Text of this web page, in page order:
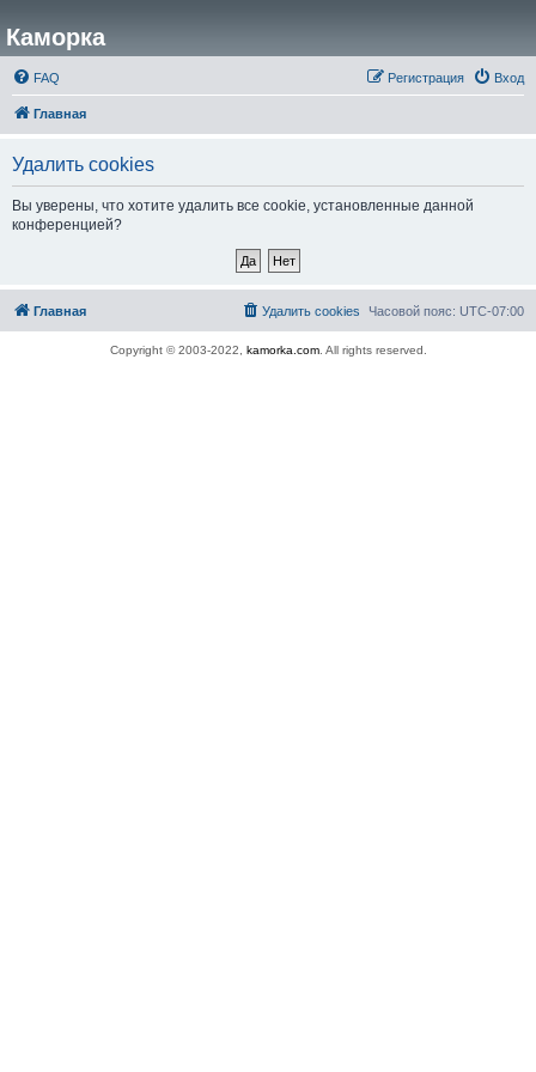
Каморка
FAQ Вход
Регистрация
Главная
Удалить cookies
Вы уверены, что хотите удалить все cookie, установленные данной
конференцией?
Главная Часовой пояс: UTC-07:00
Удалить cookies
Copyright © 2003-2022, kamorka.com. All rights reserved.